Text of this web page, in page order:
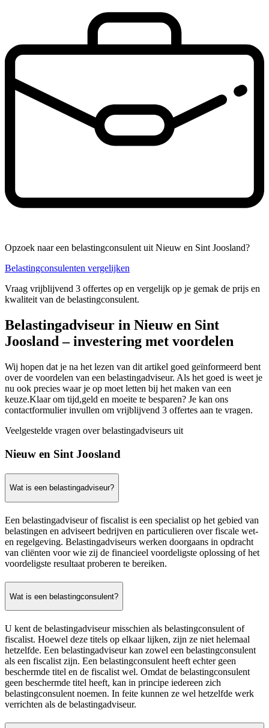
Opzoek naar een belastingconsulent uit Nieuw en Sint Joosland?
Belastingconsulenten vergelijken
Vraag vrijblijvend 3 offertes op en vergelijk op je gemak de prijs en
kwaliteit van de belastingconsulent.
Belastingadviseur in Nieuw en Sint
Joosland – investering met voordelen
Wij hopen dat je na het lezen van dit artikel goed geïnformeerd bent
over de voordelen van een belastingadviseur. Als het goed is weet je
nu ook precies waar je op moet letten bij het maken van een
keuze.Klaar om tijd,geld en moeite te besparen? Je kan ons
contactformulier invullen om vrijblijvend 3 offertes aan te vragen.
Veelgestelde vragen over belastingadviseurs uit
Nieuw en Sint Joosland
Wat is een belastingadviseur?
Een belastingadviseur of fiscalist is een specialist op het gebied van
belastingen en adviseert bedrijven en particulieren over fiscale wet-
en regelgeving. Belastingadviseurs werken doorgaans in opdracht
van cliënten voor wie zij de financieel voordeligste oplossing of het
voordeligste resultaat proberen te bereiken.
Wat is een belastingconsulent?
U kent de belastingadviseur misschien als belastingconsulent of
fiscalist. Hoewel deze titels op elkaar lijken, zijn ze niet helemaal
hetzelfde. Een belastingadviseur kan zowel een belastingconsulent
als een fiscalist zijn. Een belastingconsulent heeft echter geen
beschermde titel en de fiscalist wel. Omdat de belastingconsulent
geen beschermde titel heeft, kan in principe iedereen zich
belastingconsulent noemen. In feite kunnen ze wel hetzelfde werk
verrichten als de belastingadviseur.